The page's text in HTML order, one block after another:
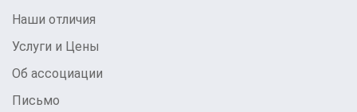
Наши отличия
Услуги и Цены
Об ассоциации
Письмо